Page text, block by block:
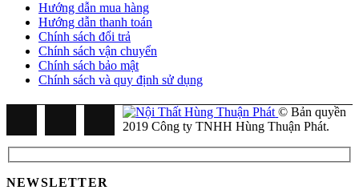
Hướng dẫn mua hàng
Hướng dẫn thanh toán
Chính sách đổi trả
Chính sách vận chuyển
Chính sách bảo mật
Chính sách và quy định sử dụng
© Bản quyền
2019 Công ty TNHH Hùng Thuận Phát.
NEWSLETTER